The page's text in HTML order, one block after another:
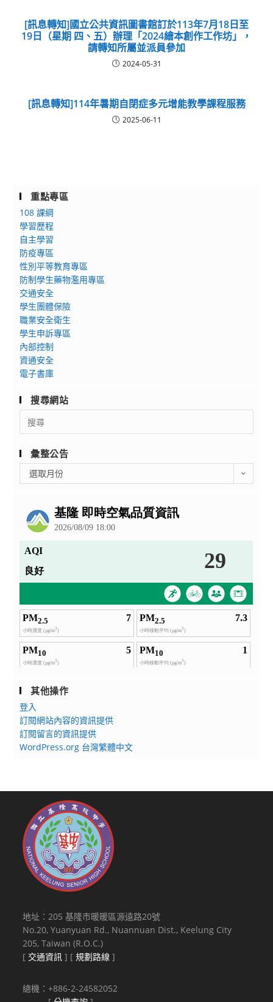
[訊息轉知]國立公共資訊圖書館訂於113年7月18日至
19日（星期 四、五）辦理「2024繪本創作工作坊」，
請轉知所屬並派員參加
2024-05-31
[訊息轉知]114年暑期自閉症多元增能教學課程服務
2025-06-11
重點專區
108 課綱
學習歷程
自主學習
防疫專區
性別平等教育專區
防制學生藥物濫用專區
交通安全
學生團體保險
職業安全衛生
學生申訴專區
內部控制
資通安全
電子書庫
搜尋網站
Search
for:
彙整公告
整
選取月份
其他操作
登入
訂閱網站內容的資訊提供
訂閱留言的資訊提供
WordPress.org 台灣繁體中文
地址：205 基隆市暖暖區源遠路20號
No.20, Yuanyuan Rd., Nuannuan Dist., Keelung City
205, Taiwan (R.O.C.)
[ 交通資訊 ] [規劃路線 ]
總機：+886-2-24582052